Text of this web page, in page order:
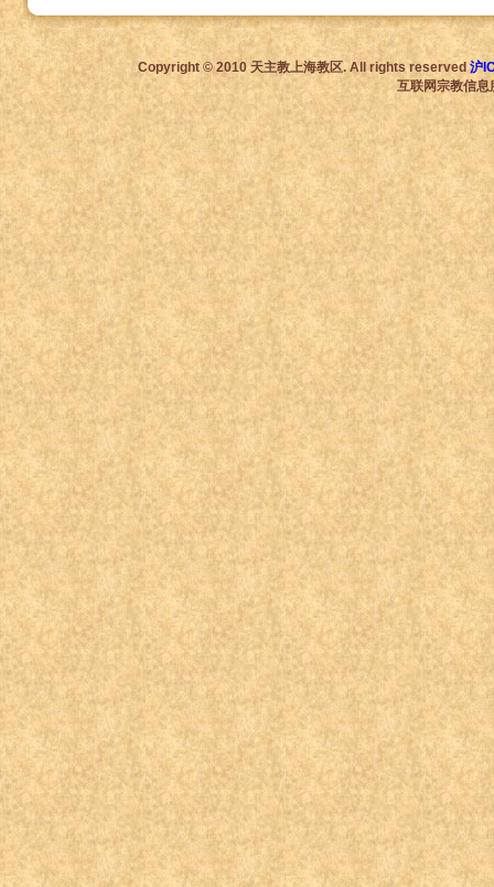
Copyright © 2010 天主教上海教区. All rights reserved 沪
互联网宗教信息服